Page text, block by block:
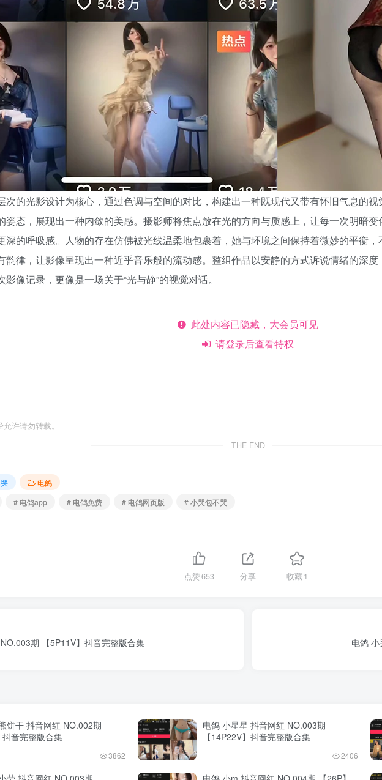
次的光影设计为核心，通过色调与空间的对比，构建出一种既现代又带有怀旧气息的
姿态，展现出一种内敛的美感。摄影师将焦点放在光的方向与质感上，让每一次明暗
深的呼吸感。人物的存在仿佛被光线温柔地包裹着，她与环境之间保持着微妙的平衡
韵律，让影像呈现出一种近乎音乐般的流动感。整组作品以安静的方式诉说情绪的深
像记录，更像是一场关于“光与静”的视觉对话。
此处内容已隐藏，大会员可见
请登录后查看特权
许请勿转载。
THE END
电鸽
# 电鸽app # 电鸽免费 # 电鸽网页版 # 小哭包不哭
点赞653 分享 收藏1
期 【5P11V】抖音完整版合集
电鸽
饼干 抖音网红 NO.002期
抖音完整版合集
3862
电鸽 小星星 抖音网红 NO.003期
【14P22V】抖音完整版合集
2406